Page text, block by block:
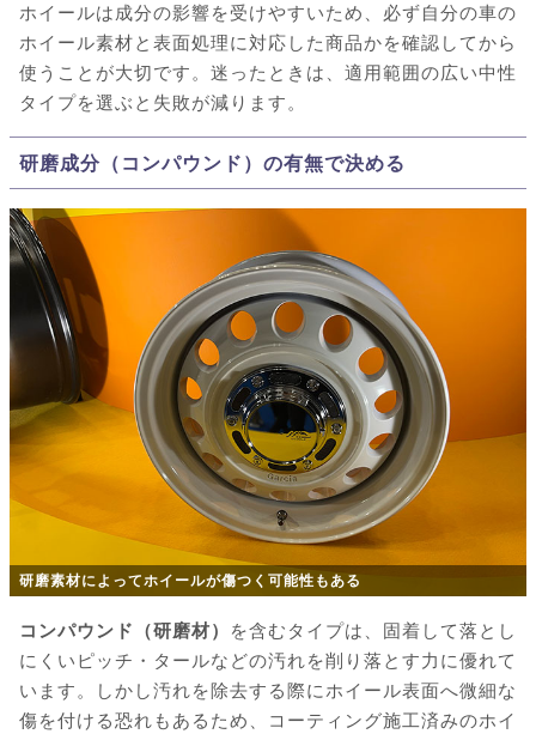
ホイールは成分の影響を受けやすいため、必ず自分の車の
ホイール素材と表面処理に対応した商品かを確認してから
使うことが大切です。迷ったときは、適用範囲の広い中性
タイプを選ぶと失敗が減ります。
研磨成分（コンパウンド）の有無で決める
研磨素材によってホイールが傷つく可能性もある
コンパウンド（研磨材）
を含むタイプは、固着して落とし
にくいピッチ・タールなどの汚れを削り落とす力に優れて
います。しかし汚れを除去する際にホイール表面へ微細な
傷を付ける恐れもあるため、コーティング施工済みのホイ